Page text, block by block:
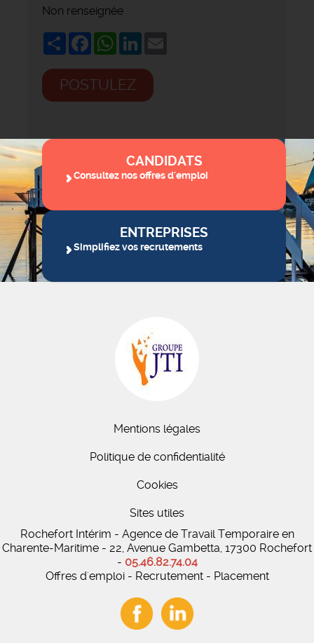
Non renseignée
ShareFacebookWhatsApp
LinkedIn
POSTULEZ
CANDIDATS
Consultez nos offres d'emploi
ENTREPRISES
Simplifiez vos recrutements
Mentions légales
Politique de confidentialité
Cookies
Sites utiles
Rochefort Intérim - Agence de Travail Temporaire en
Charente-Maritime - 22, Avenue Gambetta, 17300 Rochefort
- 05.46.82.74.04
Offres d'emploi - Recrutement - Placement